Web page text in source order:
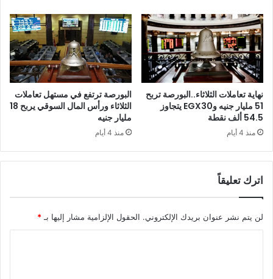
نهاية تعاملات الثلاثاء..البورصة تربح
51 مليار جنيه وEGX30 يتجاوز
54.5 ألف نقطة
منذ 4 أيام
البورصة ترتفع في مستهل تعاملات
الثلاثاء ورأس المال السوقي يربح 18
مليار جنيه
منذ 4 أيام
اترك تعليقاً
لن يتم نشر عنوان بريدك الإلكتروني. الحقول الإلزامية مشار إليها بـ *